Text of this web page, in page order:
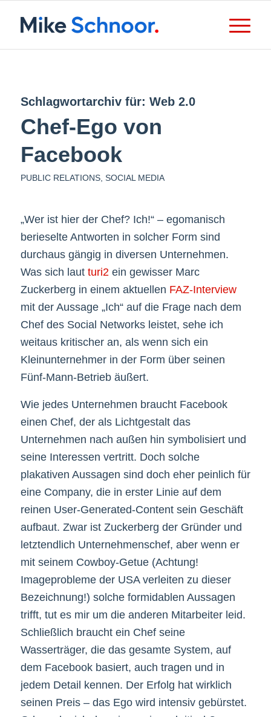
Schlagwortarchiv für: Web 2.0
Chef-Ego von
Facebook
PUBLIC RELATIONS, SOCIAL MEDIA
„Wer ist hier der Chef? Ich!“ – egomanisch
berieselte Antworten in solcher Form sind
durchaus gängig in diversen Unternehmen.
Was sich laut turi2ein gewisser Marc
Zuckerberg in einem aktuellen FAZ-Interview
mit der Aussage „Ich“ auf die Frage nach dem
Chef des Social Networks leistet, sehe ich
weitaus kritischer an, als wenn sich ein
Kleinunternehmer in der Form über seinen
Fünf-Mann-Betrieb äußert.
Wie jedes Unternehmen braucht Facebook
einen Chef, der als Lichtgestalt das
Unternehmen nach außen hin symbolisiert und
seine Interessen vertritt. Doch solche
plakativen Aussagen sind doch eher peinlich für
eine Company, die in erster Linie auf dem
reinen User-Generated-Content sein Geschäft
aufbaut. Zwar ist Zuckerberg der Gründer und
letztendlich Unternehmenschef, aber wenn er
mit seinem Cowboy-Getue (Achtung!
Imageprobleme der USA verleiten zu dieser
Bezeichnung!) solche formidablen Aussagen
trifft, tut es mir um die anderen Mitarbeiter leid.
Schließlich braucht ein Chef seine
Wasserträger, die das gesamte System, auf
dem Facebook basiert, auch tragen und in
jedem Detail kennen. Der Erfolg hat wirklich
seinen Preis – das Ego wird intensiv gebürstet.